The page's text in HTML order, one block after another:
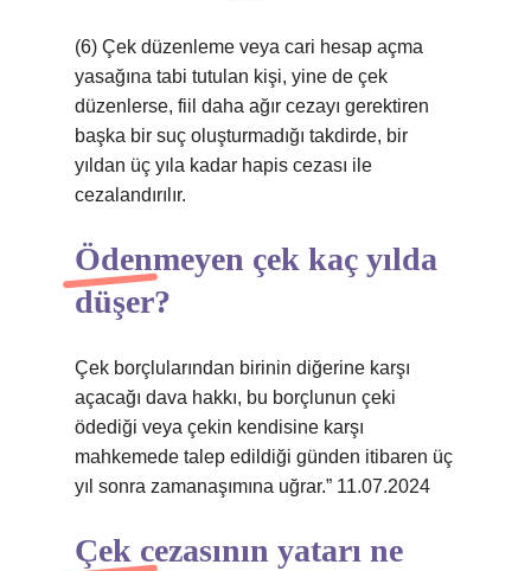
(6) Çek düzenleme veya cari hesap açma
yasağına tabi tutulan kişi, yine de çek
düzenlerse, fiil daha ağır cezayı gerektiren
başka bir suç oluşturmadığı takdirde, bir
yıldan üç yıla kadar hapis cezası ile
cezalandırılır.
Ödenmeyen çek kaç yılda
düşer?
Çek borçlularından birinin diğerine karşı
açacağı dava hakkı, bu borçlunun çeki
ödediği veya çekin kendisine karşı
mahkemede talep edildiği günden itibaren üç
yıl sonra zamanaşımına uğrar.” 11.07.2024
Çek cezasının yatarı ne